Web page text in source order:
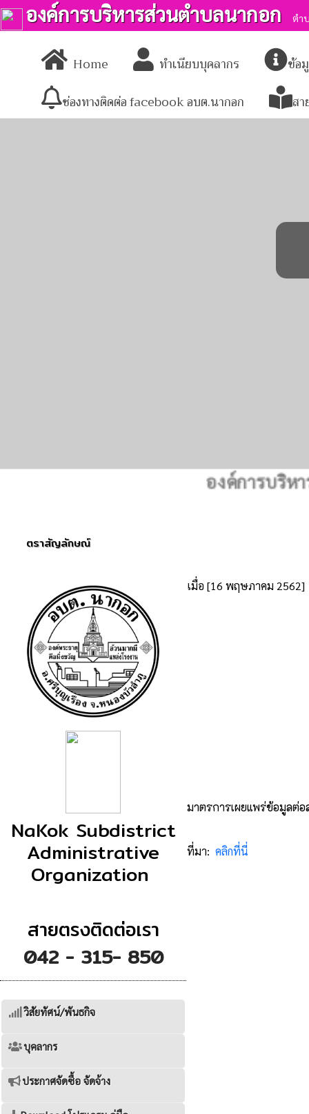
องค์การบริหารส่วนตำบลนากอก ตำ
Home ทำเนียบบุคลากร
ข้อ
ช่องทางติดต่อ facebook อบต.นากอก
ส
องค์การบริหาร
ตราสัญลักษณ์
NaKok Subdistrict
Administrative
Organization
สายตรงติดต่อเรา
042 - 315- 850
วิสัยทัศน์/พันธกิจ
บุคลากร
ประกาศจัดซื้อ จัดจ้าง
เมื่อ [16 พฤษภาคม 2562]
มาตรการเผยแพร่ข้อมูลต่
ที่มา: คลิกที่นี่